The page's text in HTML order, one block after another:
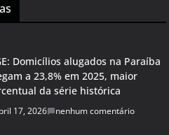
Domicílios alugados na Paraíba
a 23,8% em 2025, maior
da série histórica
17, 2026 nenhum comentário